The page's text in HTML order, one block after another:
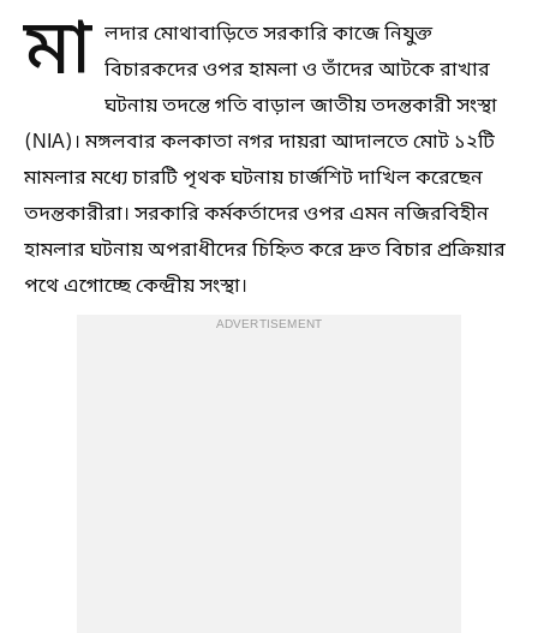
মা লদার মোথাবাড়িতে সরকারি কাজে নিযুক্ত
বিচারকদের ওপর হামলা ও তাঁদের আটকে রাখার
ঘটনায় তদন্তে গতি বাড়াল জাতীয় তদন্তকারী সংস্থা
(NIA)। মঙ্গলবার কলকাতা নগর দায়রা আদালতে মোট ১২টি
মামলার মধ্যে চারটি পৃথক ঘটনায় চার্জশিট দাখিল করেছেন
তদন্তকারীরা। সরকারি কর্মকর্তাদের ওপর এমন নজিরবিহীন
হামলার ঘটনায় অপরাধীদের চিহ্নিত করে দ্রুত বিচার প্রক্রিয়ার
পথে এগোচ্ছে কেন্দ্রীয় সংস্থা।
ADVERTISEMENT